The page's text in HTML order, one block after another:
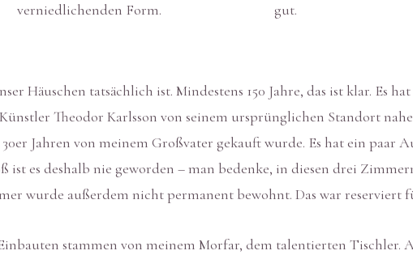
verniedlichenden Form.
gut.
Häuschen tatsächlich ist. Mindestens 150 Jahre, das ist klar. Es
Theodor Karlsson von seinem ursprünglichen Standort
Jahren von meinem Großvater gekauft wurde. Es hat ein paar
es deshalb nie geworden – man bedenke, in diesen drei
wurde außerdem nicht permanent bewohnt. Das war reserviert
stammen von meinem Morfar, dem talentierten Tischler.